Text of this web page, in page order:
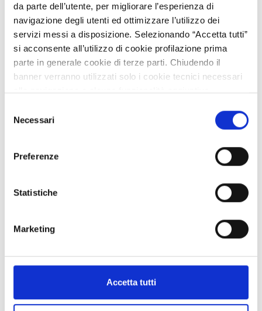
da parte dell’utente, per migliorare l’esperienza di
navigazione degli utenti ed ottimizzare l’utilizzo dei
servizi messi a disposizione. Selezionando “Accetta tutti”
si acconsente all’utilizzo di cookie profilazione prima
parte in generale cookie di terze parti. Chiudendo il
banner verranno utilizzati solo i cookie tecnici necessari
alla navigazione e alcune funzionalità aggiuntive
Per conoscere i dettagli, consulta la nostra cookie policy.
https://www.openinnovation.regione.lombardia.it/it/co
https://www.openinnovation.regione.lombardia.it/it/pr
delNecessari
Preferenze
Statistiche
Marketing
Accetta tutti
Ecomate